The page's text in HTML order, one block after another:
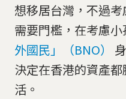
想移居台灣，不過
需要門檻，在考慮
外國民」（BNO）
決定在香港的資產
活。